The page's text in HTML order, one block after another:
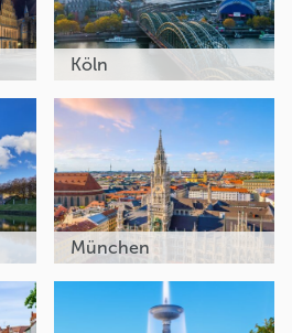
Köln
München